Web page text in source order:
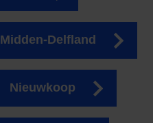
Midden-Delfland
Nieuwkoop